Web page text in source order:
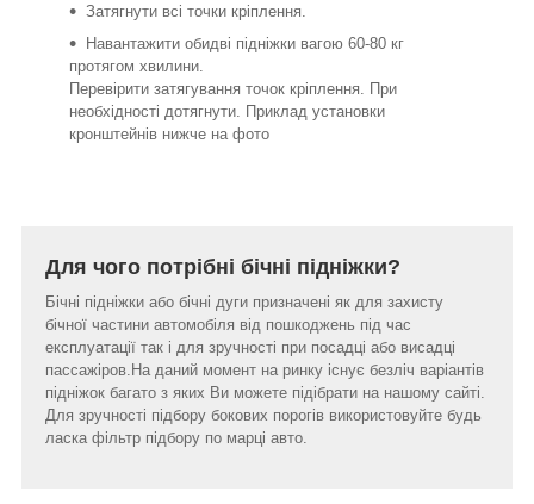
Затягнути всі точки кріплення.
Навантажити обидві підніжки вагою 60-80 кг
протягом хвилини.
Перевірити затягування точок кріплення. При
необхідності дотягнути. Приклад установки
кронштейнів нижче на фото
Для чого потрібні бічні підніжки?
Бічні підніжки або бічні дуги призначені як для захисту
бічної частини автомобіля від пошкоджень під час
експлуатації так і для зручності при посадці або висадці
пассажіров.На даний момент на ринку існує безліч варіантів
підніжок багато з яких Ви можете підібрати на нашому сайті.
Для зручності підбору бокових порогів використовуйте будь
ласка фільтр підбору по марці авто.